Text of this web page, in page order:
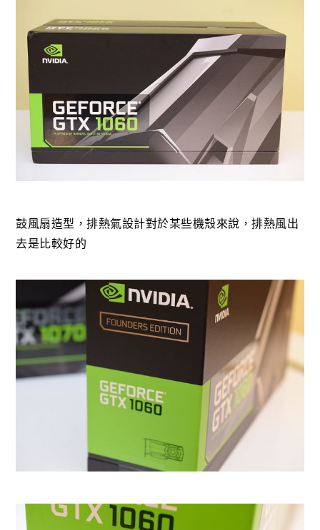
鼓風扇造型，排熱氣設計對於某些機殼來說，排熱風出
去是比較好的